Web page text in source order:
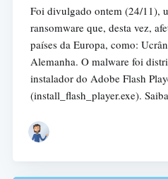
Foi divulgado ontem (24/11),
ransomware que, desta vez,
países da Europa, como:
Alemanha. O malware foi
instalador do Adobe Flash
(install_flash_player.exe).